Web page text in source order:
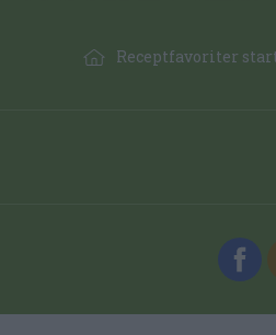
Receptfavoriter